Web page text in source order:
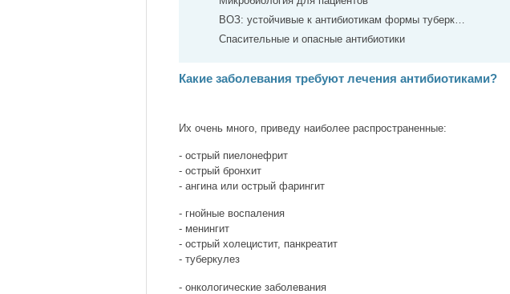
ВОЗ: устойчивые к антибиотикам формы туберк…
Спасительные и опасные антибиотики
Какие заболевания требуют лечения антибиотиками?
Их очень много, приведу наиболее распространенные:
- острый пиелонефрит
- острый бронхит
- ангина или острый фарингит
- гнойные воспаления
- менингит
- острый холецистит, панкреатит
- туберкулез
- онкологические заболевания